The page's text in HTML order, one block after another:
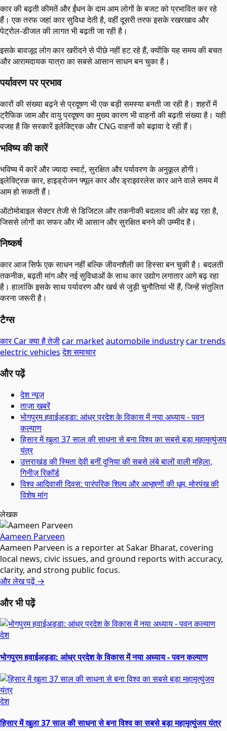
कार की बढ़ती कीमतें और ईंधन के दाम आम लोगों के बजट को प्रभावित कर रहे
हैं। एक तरफ जहां कार सुविधा देती है, वहीं दूसरी तरफ इसके रखरखाव और
पेट्रोल-डीजल की लागत भी बढ़ती जा रही है।
इसके बावजूद लोग कार खरीदने से पीछे नहीं हट रहे हैं, क्योंकि यह समय की बचत
और आरामदायक यात्रा का सबसे आसान साधन बन चुका है।
पर्यावरण पर प्रभाव
कारों की संख्या बढ़ने से प्रदूषण भी एक बड़ी समस्या बनती जा रही है। शहरों में
ट्रैफिक जाम और वायु प्रदूषण का मुख्य कारण भी वाहनों की बढ़ती संख्या है। यही
वजह है कि सरकारें इलेक्ट्रिक और CNG वाहनों को बढ़ावा दे रही हैं।
भविष्य की कारें
भविष्य में कारें और ज्यादा स्मार्ट, सुरक्षित और पर्यावरण के अनुकूल होंगी।
इलेक्ट्रिक कार, हाइड्रोजन फ्यूल कार और ड्राइवरलेस कार आने वाले समय में
आम हो सकती हैं।
ऑटोमोबाइल सेक्टर तेजी से डिजिटल और तकनीकी बदलाव की ओर बढ़ रहा है,
जिससे लोगों का सफर और भी आसान और सुरक्षित बनने की उम्मीद है।
निष्कर्ष
कार आज सिर्फ एक साधन नहीं बल्कि जीवनशैली का हिस्सा बन चुकी है। बदलती
तकनीक, बढ़ती मांग और नई सुविधाओं के साथ कार उद्योग लगातार आगे बढ़ रहा
है। हालांकि इसके साथ पर्यावरण और खर्च से जुड़ी चुनौतियां भी हैं, जिन्हें संतुलित
करना जरूरी है।
टैग्स
कार Car क्या है तेजीcar marketautomobile industrycar trends
electric vehicles देश समाचार
और पढ़ें
देश न्यूज़
ताज़ा खबरें
भोगपुरम हवाईअड्डा: आंध्र प्रदेश के विकास में नया अध्याय - पवन
कल्याण
हिसार में खुला 37 साल की साधना से बना विश्व का सबसे बड़ा महामृत्युंजय
यंत्र
उत्तराखंड की स्मिता देवी बनीं दुनिया की सबसे लंबे बालों वाली महिला,
गिनीज़ रिकॉर्ड
विश्व आदिवासी दिवस: पारंपरिक शिल्प और आभूषणों की धूम, मोरपंख की
विशेष मांग
लेखक
Aameen Parveen
Aameen Parveen is a reporter at Sakar Bharat, covering
local news, civic issues, and ground reports with accuracy,
clarity, and strong public focus.
और लेख पढ़ें →
और भी पढ़ें
देश
भोगपुरम हवाईअड्डा: आंध्र प्रदेश के विकास में नया अध्याय - पवन कल्याण
देश
हिसार में खुला 37 साल की साधना से बना विश्व का सबसे बड़ा महामृत्युंजय यंत्र